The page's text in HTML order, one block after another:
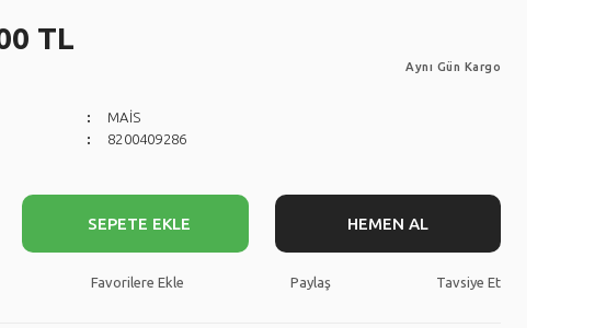
TL
Aynı Gün Kargo
MAİS
8200409286
SEPETE EKLE HEMEN AL
Paylaş Tavsiye Et